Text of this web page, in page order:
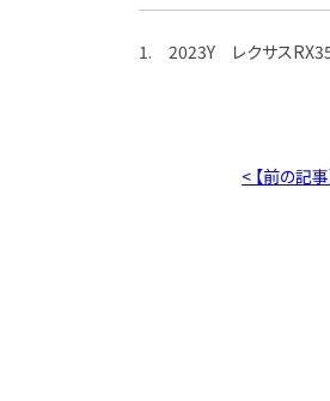
1. 2023Y レクサス
< 【前の記